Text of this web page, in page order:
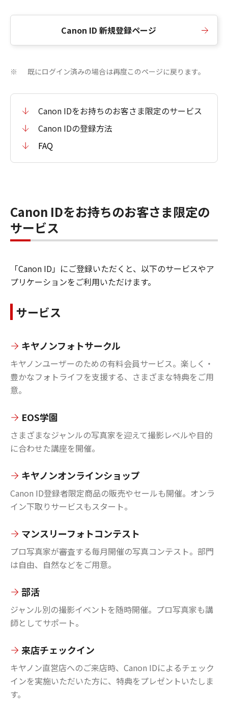
Canon ID 新規登録ページ
※ 既にログイン済みの場合は再度このページに戻ります。
Canon IDをお持ちのお客さま限定のサービス
Canon IDの登録方法
FAQ
Canon IDをお持ちのお客さま限定の
サービス
「Canon ID」にご登録いただくと、以下のサービスやア
プリケーションをご利用いただけます。
サービス
キヤノンフォトサークル
キヤノンユーザーのための有料会員サービス。楽しく・
豊かなフォトライフを支援する、さまざまな特典をご用
意。
EOS学園
さまざまなジャンルの写真家を迎えて撮影レベルや目的
に合わせた講座を開催。
キヤノンオンラインショップ
Canon ID登録者限定商品の販売やセールも開催。オンラ
イン下取りサービスもスタート。
マンスリーフォトコンテスト
プロ写真家が審査する毎月開催の写真コンテスト。部門
は自由、自然などをご用意。
部活
ジャンル別の撮影イベントを随時開催。プロ写真家も講
師としてサポート。
来店チェックイン
キヤノン直営店へのご来店時、Canon IDによるチェック
インを実施いただいた方に、特典をプレゼントいたしま
す。